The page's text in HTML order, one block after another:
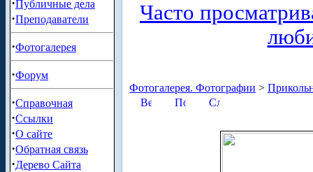
·Публичные дела
·Преподаватели
·Фотогалерея
·Форум
·Справочная
·Ссылки
·О сайте
·Обратная связь
·Дерево Сайта
Часто
Фотогалерея. Фотографии >